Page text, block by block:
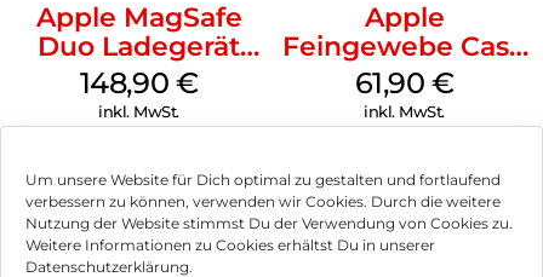
Um unsere Website für Dich optimal zu gestalten und fortlaufend
verbessern zu können, verwenden wir Cookies. Durch die weitere
Nutzung der Website stimmst Du der Verwendung von Cookies zu.
Weitere Informationen zu Cookies erhältst Du in unserer
Datenschutzerklärung.
Apple MagSafe
Duo Ladegerät
Weiß
148,90 €
inkl. MwSt.
Apple
Feingewebe Case
iPhone 15 Pro
MagSafe Schwarz
61,90 €
inkl. MwSt.
Impressum